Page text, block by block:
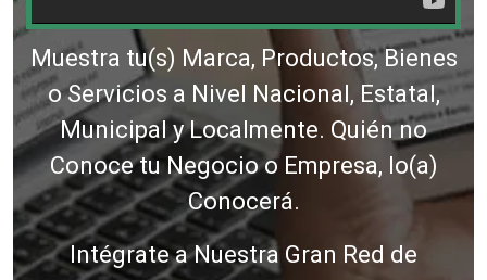
Muestra tu(s) Marca, Productos, Bienes
o Servicios a Nivel Nacional, Estatal,
Municipal y Localmente. Quién no
Conoce tu Negocio o Empresa, lo(a)
Conocerá.
Intégrate a Nuestra Gran Red de